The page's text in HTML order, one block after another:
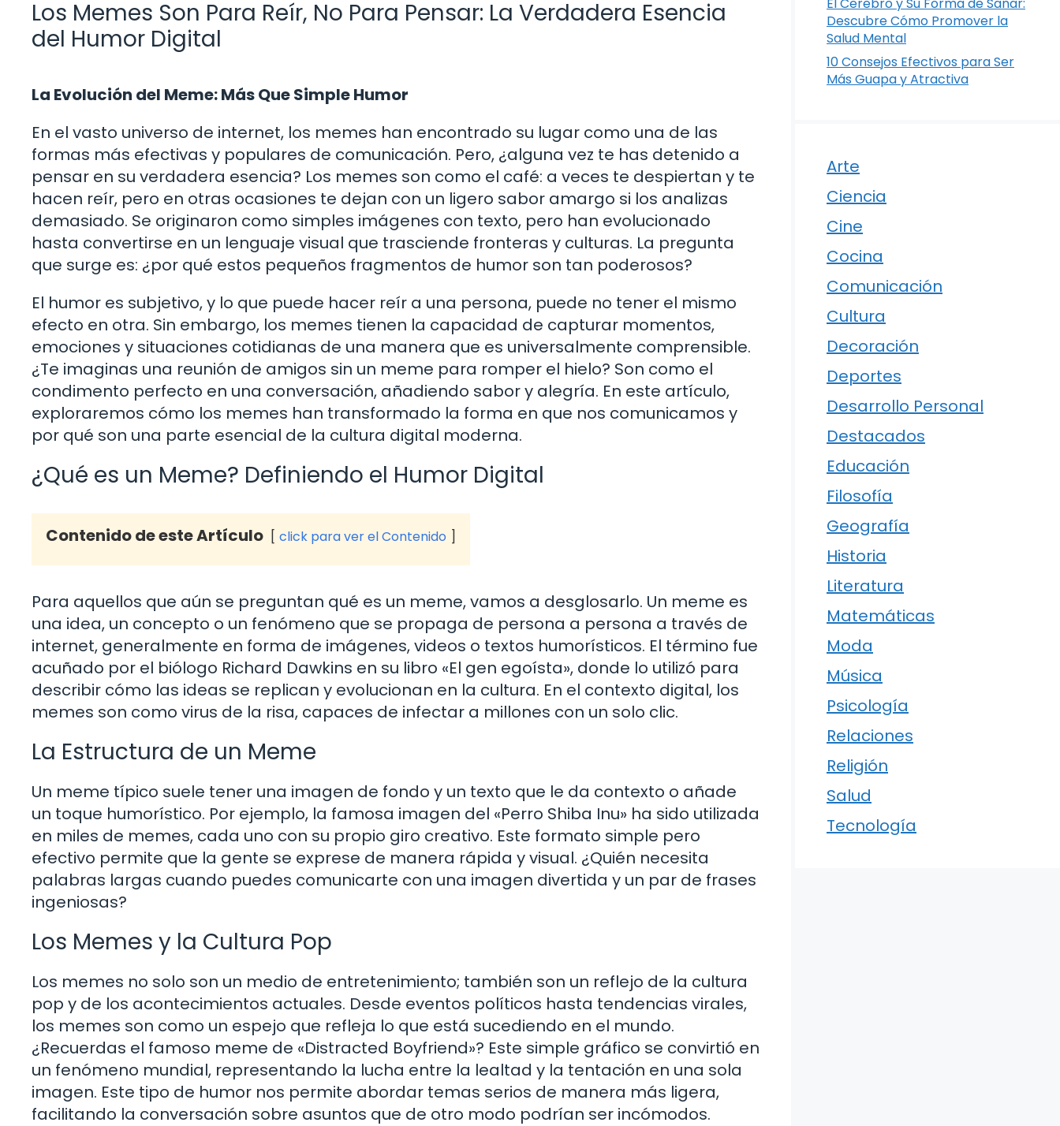
Los Memes Son Para Reír, No Para Pensar: La Verdadera Esencia
del Humor Digital
La Evolución del Meme: Más Que Simple Humor
En el vasto universo de internet, los memes han encontrado su lugar como una de las
formas más efectivas y populares de comunicación. Pero, ¿alguna vez te has detenido a
pensar en su verdadera esencia? Los memes son como el café: a veces te despiertan y te
hacen reír, pero en otras ocasiones te dejan con un ligero sabor amargo si los analizas
demasiado. Se originaron como simples imágenes con texto, pero han evolucionado
hasta convertirse en un lenguaje visual que trasciende fronteras y culturas. La pregunta
que surge es: ¿por qué estos pequeños fragmentos de humor son tan poderosos?
El humor es subjetivo, y lo que puede hacer reír a una persona, puede no tener el mismo
efecto en otra. Sin embargo, los memes tienen la capacidad de capturar momentos,
emociones y situaciones cotidianas de una manera que es universalmente comprensible.
¿Te imaginas una reunión de amigos sin un meme para romper el hielo? Son como el
condimento perfecto en una conversación, añadiendo sabor y alegría. En este artículo,
exploraremos cómo los memes han transformado la forma en que nos comunicamos y
por qué son una parte esencial de la cultura digital moderna.
¿Qué es un Meme? Definiendo el Humor Digital
Contenido de este Artículo click para ver el Contenido
Para aquellos que aún se preguntan qué es un meme, vamos a desglosarlo. Un meme es
una idea, un concepto o un fenómeno que se propaga de persona a persona a través de
internet, generalmente en forma de imágenes, videos o textos humorísticos. El término fue
acuñado por el biólogo Richard Dawkins en su libro «El gen egoísta», donde lo utilizó para
describir cómo las ideas se replican y evolucionan en la cultura. En el contexto digital, los
memes son como virus de la risa, capaces de infectar a millones con un solo clic.
La Estructura de un Meme
Un meme típico suele tener una imagen de fondo y un texto que le da contexto o añade
un toque humorístico. Por ejemplo, la famosa imagen del «Perro Shiba Inu» ha sido utilizada
en miles de memes, cada uno con su propio giro creativo. Este formato simple pero
efectivo permite que la gente se exprese de manera rápida y visual. ¿Quién necesita
palabras largas cuando puedes comunicarte con una imagen divertida y un par de frases
ingeniosas?
Los Memes y la Cultura Pop
Los memes no solo son un medio de entretenimiento; también son un reflejo de la cultura
pop y de los acontecimientos actuales. Desde eventos políticos hasta tendencias virales,
los memes son como un espejo que refleja lo que está sucediendo en el mundo.
¿Recuerdas el famoso meme de «Distracted Boyfriend»? Este simple gráfico se convirtió en
un fenómeno mundial, representando la lucha entre la lealtad y la tentación en una sola
imagen. Este tipo de humor nos permite abordar temas serios de manera más ligera,
facilitando la conversación sobre asuntos que de otro modo podrían ser incómodos.
Descubre Cómo Promover la
Salud Mental
10 Consejos Efectivos para Ser
Más Guapa y Atractiva
Arte
Ciencia
Cine
Cocina
Comunicación
Cultura
Decoración
Deportes
Desarrollo Personal
Destacados
Educación
Filosofía
Geografía
Historia
Literatura
Matemáticas
Moda
Música
Psicología
Relaciones
Religión
Salud
Tecnología